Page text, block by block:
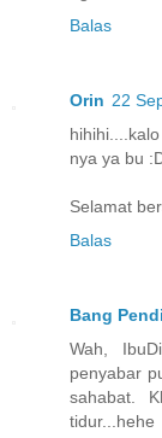
Balas
Orin 22
nya ya bu
Selamat
Balas
Bang Pendi
Wah,
penyabar
sahabat.
tidur...hehe